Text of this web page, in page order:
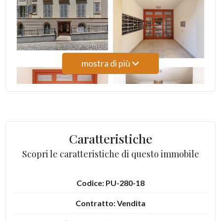
mostra di più
Caratteristiche
Scopri le caratteristiche di questo immobile
Codice: PU-280-18
Contratto: Vendita
3
4